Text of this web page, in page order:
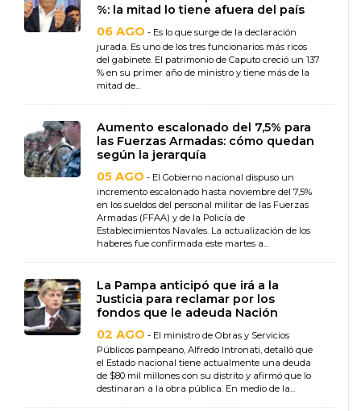
%: la mitad lo tiene afuera del país
06 AGO - Es lo que surge de la declaración
jurada. Es uno de los tres funcionarios más ricos
del gabinete. El patrimonio de Caputo creció un 137
% en su primer año de ministro y tiene más de la
mitad de...
Aumento escalonado del 7,5% para
las Fuerzas Armadas: cómo quedan
según la jerarquía
05 AGO - El Gobierno nacional dispuso un
incremento escalonado hasta noviembre del 7,5%
en los sueldos del personal militar de las Fuerzas
Armadas (FFAA) y de la Policía de
Establecimientos Navales. La actualización de los
haberes fue confirmada este martes a...
La Pampa anticipó que irá a la
Justicia para reclamar por los
fondos que le adeuda Nación
02 AGO - El ministro de Obras y Servicios
Públicos pampeano, Alfredo Intronati, detalló que
el Estado nacional tiene actualmente una deuda
de $80 mil millones con su distrito y afirmó que lo
destinaran a la obra pública. En medio de la...